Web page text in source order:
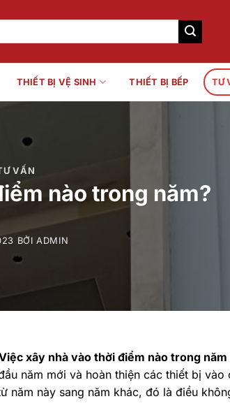
THIẾT BỊ VỆ SINH THIẾT BỊ BẾP TƯ
VẤN
nào trong năm?
BỞIADMIN
xây nhà vào thời điểm nào trong
năm mới và hoàn thiện các thiết bị vào
năm này sang năm khác, đó là điều